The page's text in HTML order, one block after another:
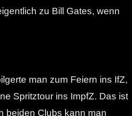
zu Bill Gates, wenn
man zum Feiern ins IfZ,
Spritztour ins ImpfZ. Das ist
beiden Clubs kann man